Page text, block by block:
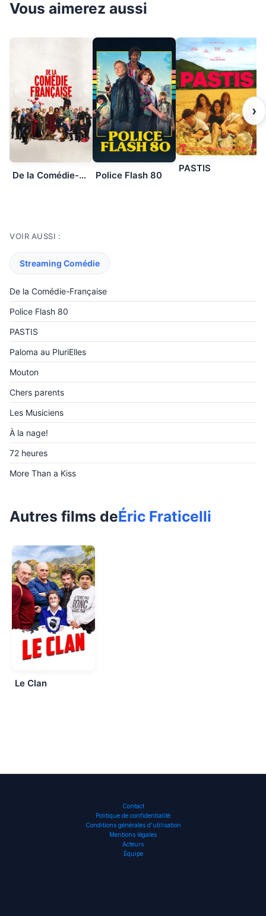
Vous aimerez aussi
De la Comédie-Française Police Flash 80
PASTIS
›
VOIR AUSSI :
Streaming Comédie
De la Comédie-Française
Police Flash 80
PASTIS
Paloma au PluriElles
Mouton
Chers parents
Les Musiciens
À la nage!
72 heures
More Than a Kiss
Autres films deÉric Fraticelli
Le Clan
Contact
Politique de confidentialité
Conditions générales d’utilisation
Mentions légales
Acteurs
Équipe